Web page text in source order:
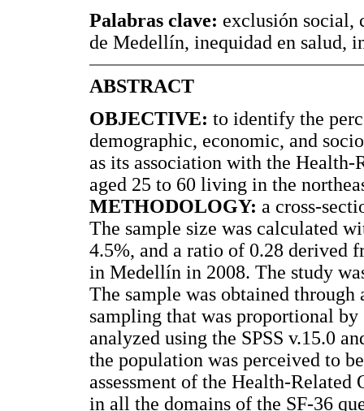
Palabras clave: exclusión social,
de Medellín, inequidad en salud,
ABSTRACT
OBJECTIVE: to identify the
demographic, economic, and
as its association with the
aged 25 to 60 living in the
METHODOLOGY: a cross-
The sample size was calculated
4.5%, and a ratio of 0.28 derived
in Medellín in 2008. The study
The sample was obtained
sampling that was proportional by
analyzed using the SPSS v.15.0
the population was perceived to
assessment of the Health-
in all the domains of the SF-36